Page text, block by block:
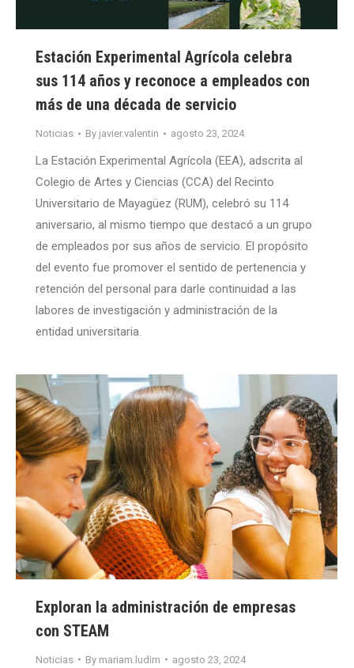
Estación Experimental Agrícola celebra
sus 114 años y reconoce a empleados con
más de una década de servicio
Noticias By javier.valentin agosto 23, 2024
La Estación Experimental Agrícola (EEA), adscrita al
Colegio de Artes y Ciencias (CCA) del Recinto
Universitario de Mayagüez (RUM), celebró su 114
aniversario, al mismo tiempo que destacó a un grupo
de empleados por sus años de servicio. El propósito
del evento fue promover el sentido de pertenencia y
retención del personal para darle continuidad a las
labores de investigación y administración de la
entidad universitaria.
Exploran la administración de empresas
con STEAM
Noticias By mariam.ludim agosto 23, 2024